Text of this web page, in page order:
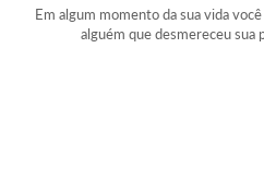
Em algum momento da sua vida
alguém que desmereceu sua